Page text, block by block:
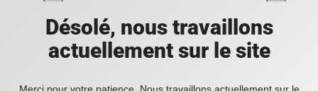
Désolé, nous travaillons
actuellement sur le site